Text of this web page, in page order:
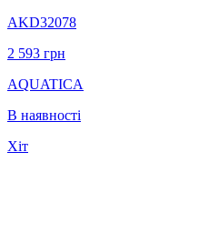
AKD32078
2 593 грн
AQUATICA
В наявності
Хіт